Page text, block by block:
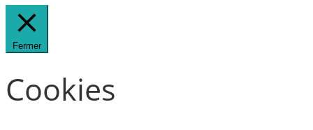
Fermer
Cookies